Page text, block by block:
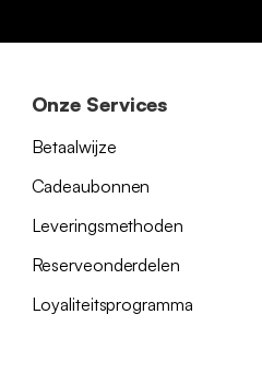
Onze Services
Betaalwijze
Cadeaubonnen
Leveringsmethoden
Reserveonderdelen
Loyaliteitsprogramma